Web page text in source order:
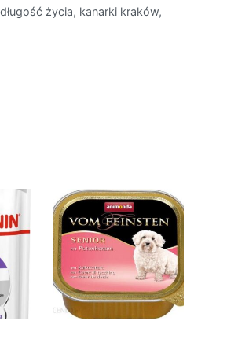
życia, kanarki kraków,